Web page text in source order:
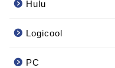
Hulu
Logicool
PC